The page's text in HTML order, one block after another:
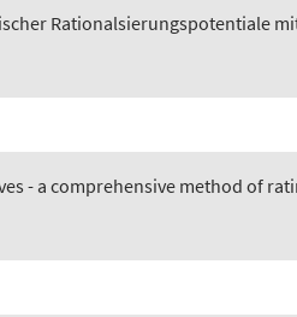
Rationalsierungspotentiale
- a comprehensive method of